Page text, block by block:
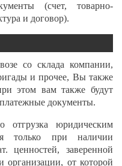
(счет, товарно-
и договор).
со склада компании,
и прочее, Вы также
этом вам также будут
документы.
юридическим
только при наличии
ценностей, заверенной
от которой